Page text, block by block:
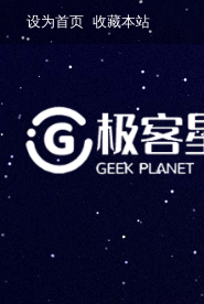
设为首页 收藏本站